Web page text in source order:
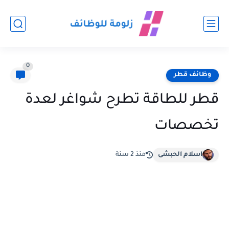
وظائف قطر
0
قطر للطاقة تطرح شواغر لعدة
تخصصات
اسلام الحبشى منذ 2 سنة